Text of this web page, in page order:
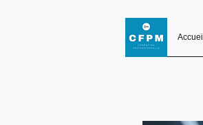
Accueil